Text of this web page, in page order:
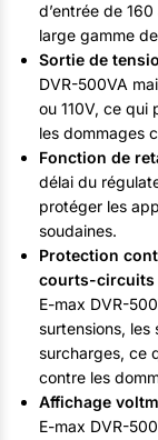
d’entrée de
large gamme
Sortie de
DVR-500VA
ou 110V, ce qui
les dommages
Fonction de
délai du
protéger les
soudaines.
Protection
courts-circuits
E-max DVR-
surtensions,
surcharges, ce
contre les
Affichage
E-max DVR-